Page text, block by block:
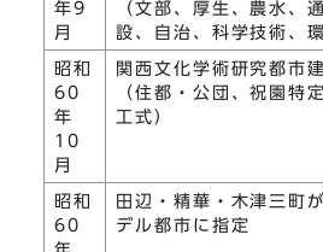
年9
月
（文部、厚生、農水、
設、自治、科学技術、
昭和
60
年
10
月
関西文化学術研究都市
（住都・公団、祝園特
工式）
昭和
60
田辺・精華・木津三町
デル都市に指定